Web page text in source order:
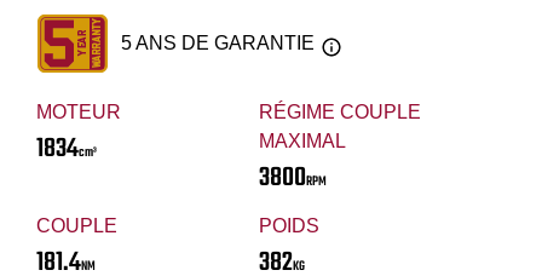
MOTEUR
1834cm³
RÉGIME COUPLE
MAXIMAL
3800RPM
COUPLE
181.4NM
POIDS
382KG
5 ANS DE GARANTIE